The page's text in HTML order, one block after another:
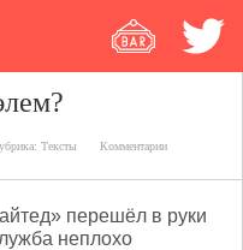
Тексты Комментарии
перешёл в руки
неплохо